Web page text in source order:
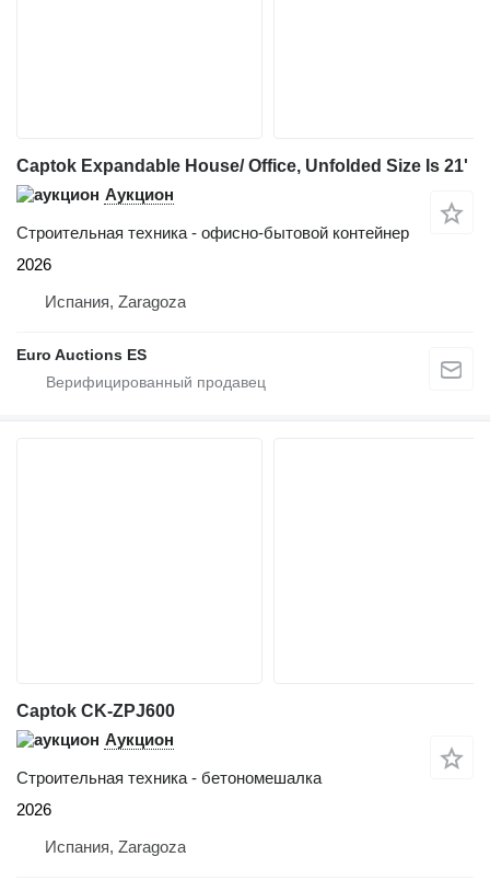
Captok Expandable House/ Office, Unfolded Size Is 21'
Аукцион
Строительная техника - офисно-бытовой контейнер
2026
Испания, Zaragoza
Euro Auctions ES
Captok CK-ZPJ600
Аукцион
Строительная техника - бетономешалка
2026
Испания, Zaragoza